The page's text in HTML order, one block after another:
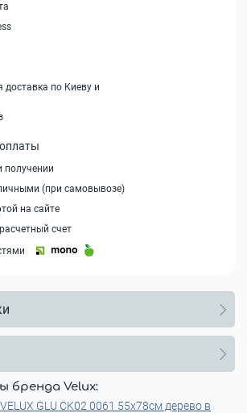
доставка по Киеву и
получении
(при самовывозе)
на сайте
счет
бренда Velux:
GLU CK02 0061 55х78см дерево в